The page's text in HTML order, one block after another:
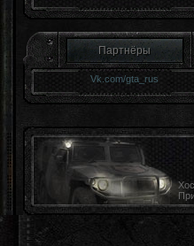
Партнёры
Vk.com/gta_rus